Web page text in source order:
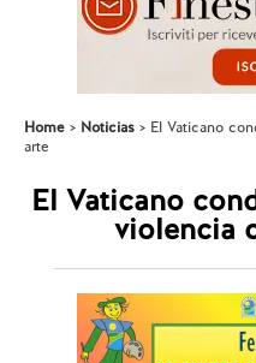
Home Noticias
El Vaticano
arte
El Vaticano
violencia